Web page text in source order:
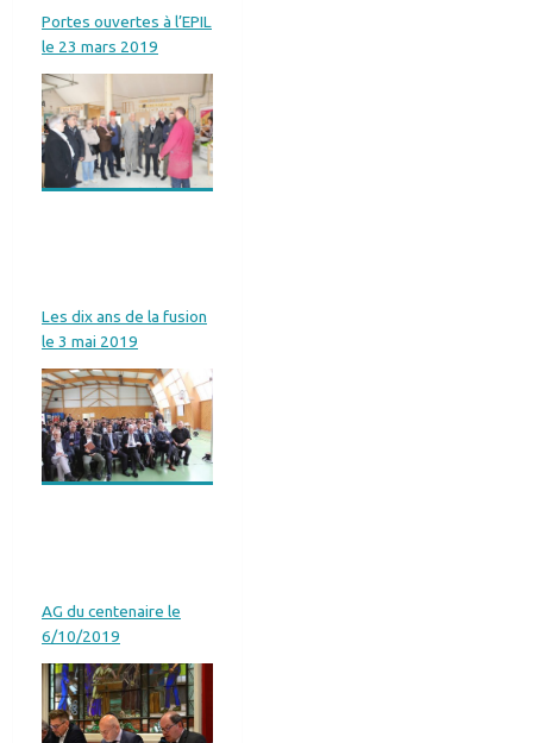
Portes ouvertes à l’EPIL
le 23 mars 2019
Les dix ans de la fusion
le 3 mai 2019
AG du centenaire le
6/10/2019